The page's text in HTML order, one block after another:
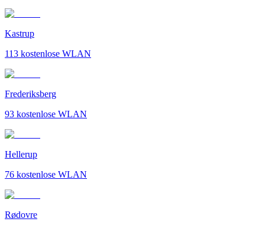
Kastrup
113 kostenlose WLAN
Frederiksberg
93 kostenlose WLAN
Hellerup
76 kostenlose WLAN
Rødovre